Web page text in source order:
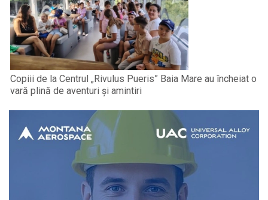
Copiii de la Centrul „Rivulus Pueris” Baia Mare au încheiat o
vară plină de aventuri și amintiri